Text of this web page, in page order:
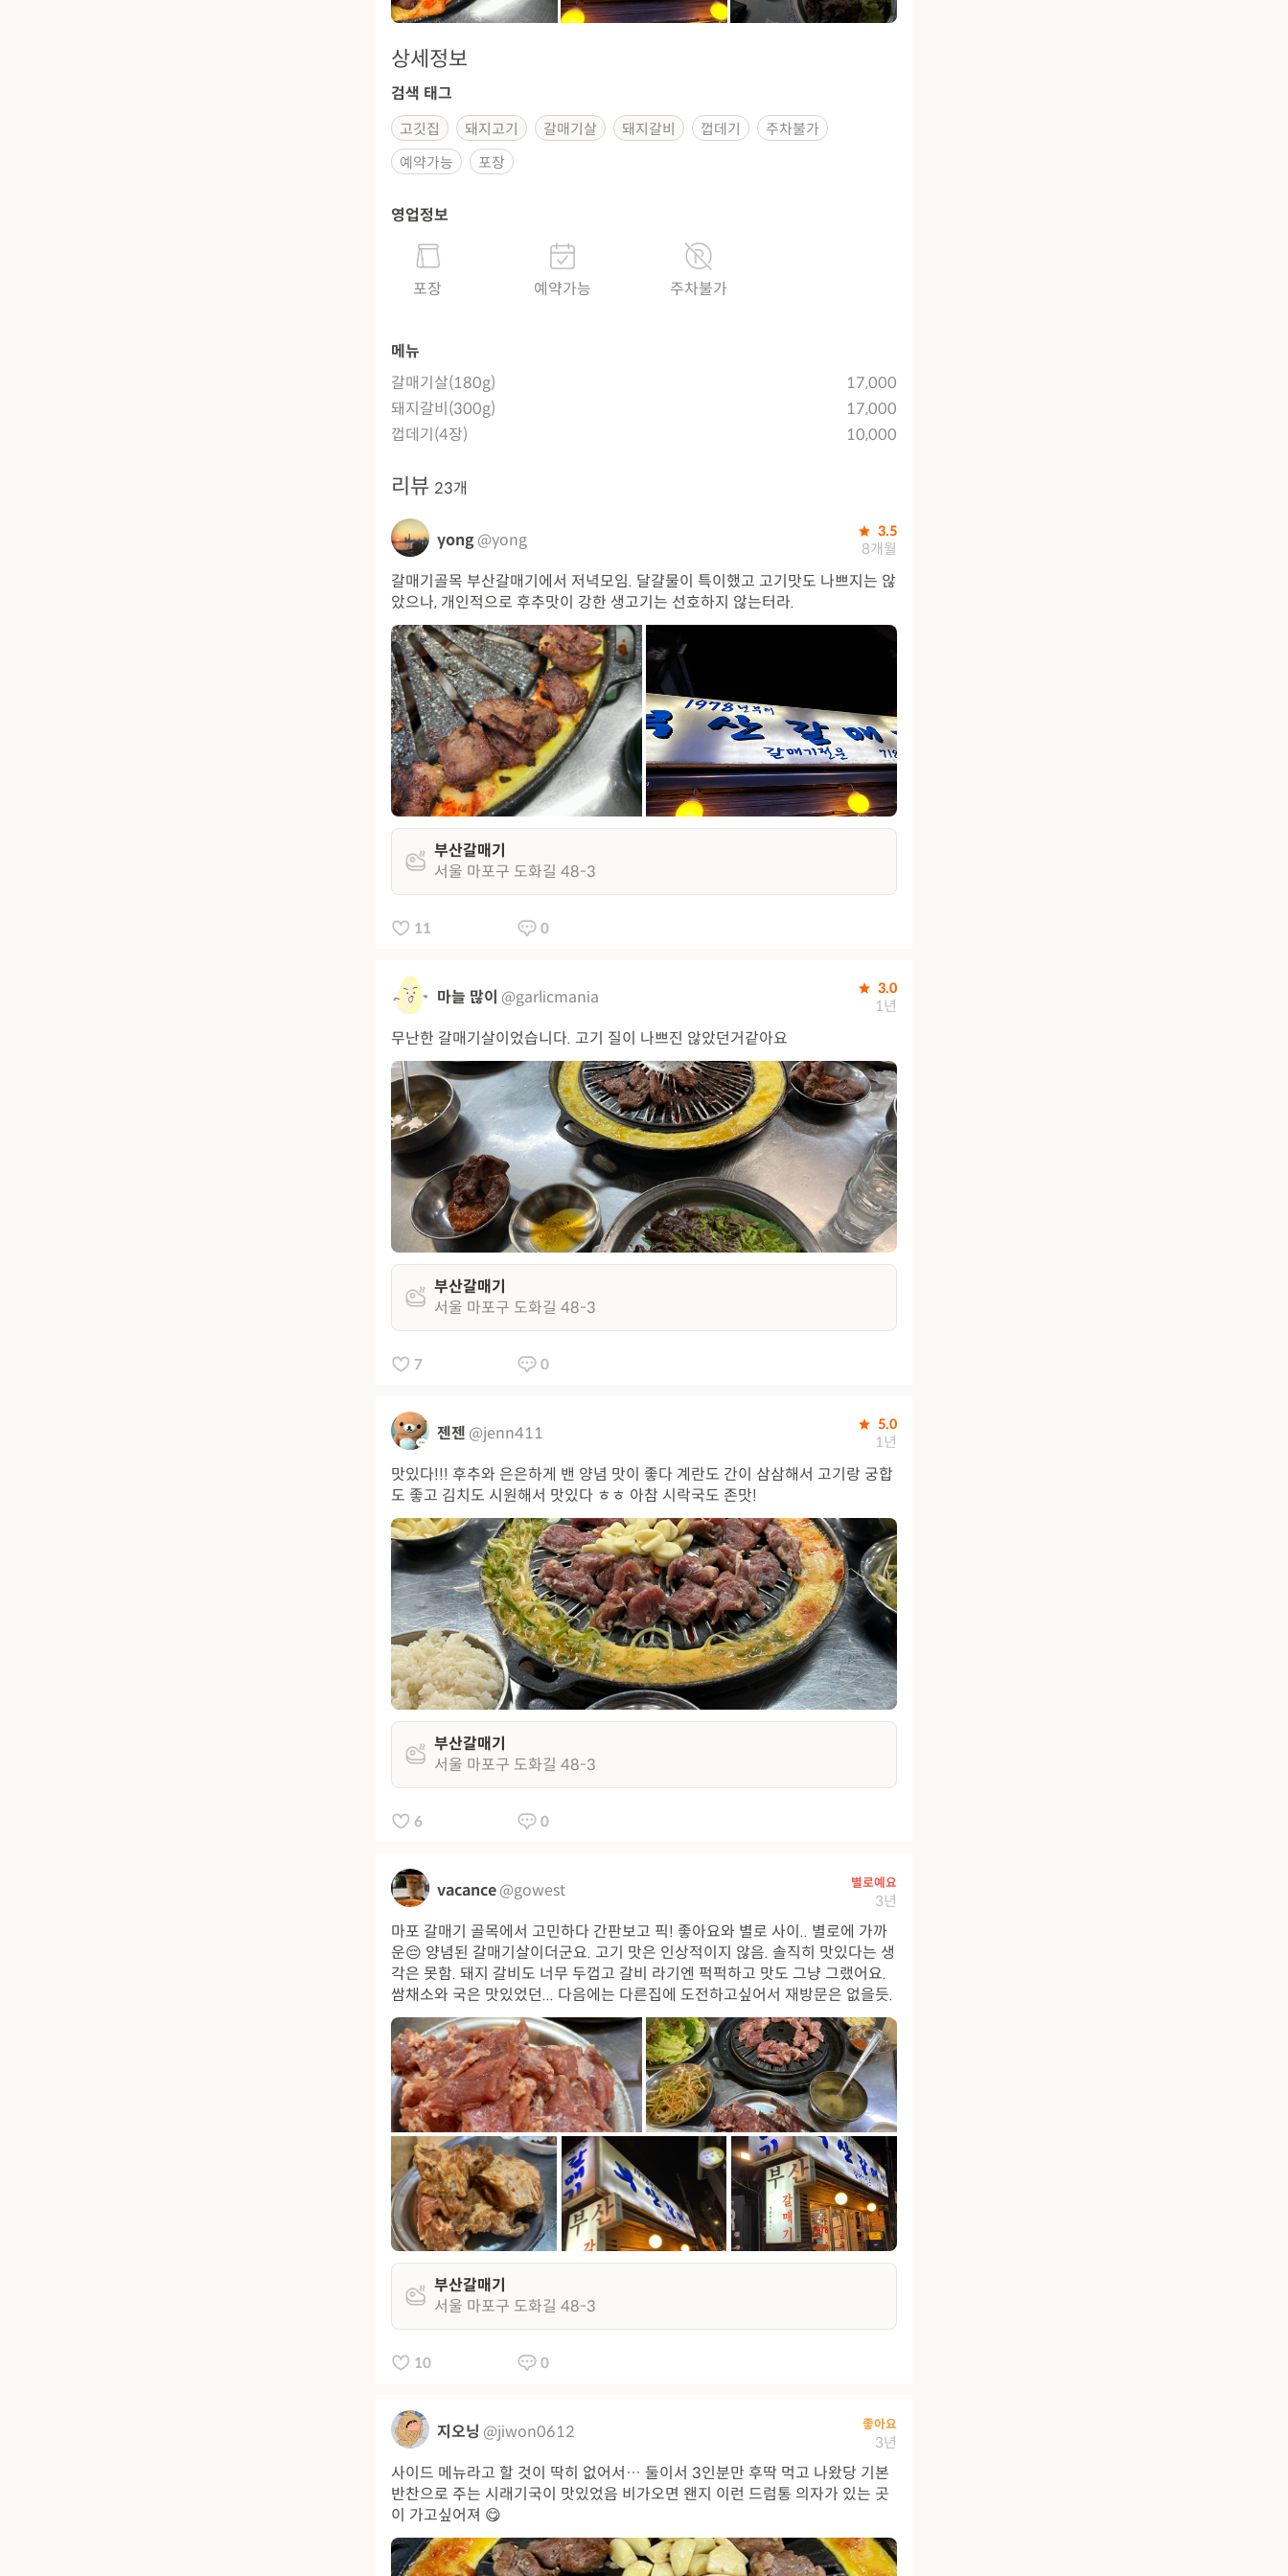
상세정보
검색 태그
고깃집 돼지고기 갈매기살 돼지갈비 껍데기
주차불가
예약가능
포장
영업정보
포장 예약가능 주차불가
메뉴
갈매기살(180g)
17,000
돼지갈비(300g)
17,000
껍데기(4장)
10,000
리뷰 23개
yong @yong 3.5
8개월
갈매기골목 부산갈매기에서 저녁모임. 달걀물이 특이했고 고기맛도 나쁘지는 않
았으나, 개인적으로 후추맛이 강한 생고기는 선호하지 않는터라.
부산갈매기
서울 마포구 도화길 48-3
11 0
마늘 많이 @garlicmania 3.0
1년
무난한 갈매기살이었습니다. 고기 질이 나쁘진 않았던거같아요
부산갈매기
서울 마포구 도화길 48-3
7 0
젠젠 @jenn411 5.0
1년
맛있다!!! 후추와 은은하게 밴 양념 맛이 좋다 계란도 간이 삼삼해서 고기랑 궁합
도 좋고 김치도 시원해서 맛있다 ㅎㅎ 아참 시락국도 존맛!
부산갈매기
서울 마포구 도화길 48-3
6 0
vacance@gowest 별로예요
3년
마포 갈매기 골목에서 고민하다 간판보고 픽! 좋아요와 별로 사이.. 별로에 가까
운😔 양념된 갈매기살이더군요. 고기 맛은 인상적이지 않음. 솔직히 맛있다는 생
각은 못함. 돼지 갈비도 너무 두껍고 갈비 라기엔 퍽퍽하고 맛도 그냥 그랬어요.
쌈채소와 국은 맛있었던... 다음에는 다른집에 도전하고싶어서 재방문은 없을듯.
부산갈매기
서울 마포구 도화길 48-3
10 0
지오닝 @jiwon0612 좋아요
3년
사이드 메뉴라고 할 것이 딱히 없어서… 둘이서 3인분만 후딱 먹고 나왔당 기본
반찬으로 주는 시래기국이 맛있었음 비가오면 왠지 이런 드럼통 의자가 있는 곳
이 가고싶어져 😋